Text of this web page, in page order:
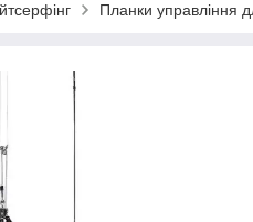
Планки управління